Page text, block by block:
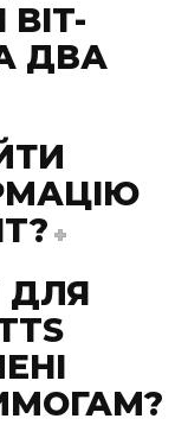
BIT-
ДВА
ДЛЯ